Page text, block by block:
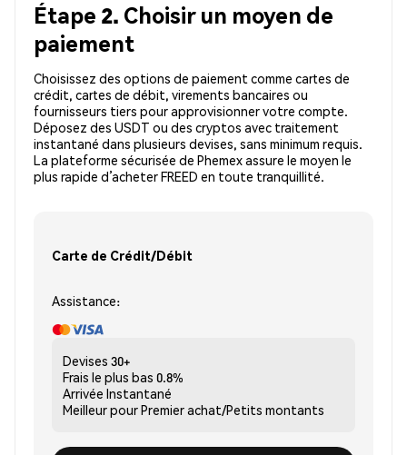
Étape 2. Choisir un moyen de
paiement
Choisissez des options de paiement comme cartes de
crédit, cartes de débit, virements bancaires ou
fournisseurs tiers pour approvisionner votre compte.
Déposez des USDT ou des cryptos avec traitement
instantané dans plusieurs devises, sans minimum requis.
La plateforme sécurisée de Phemex assure le moyen le
plus rapide d’acheter FREED en toute tranquillité.
Carte de Crédit/Débit
Assistance:
Devises 30+
Frais le plus bas 0.8%
Arrivée Instantané
Meilleur pourPremier achat/Petits montants